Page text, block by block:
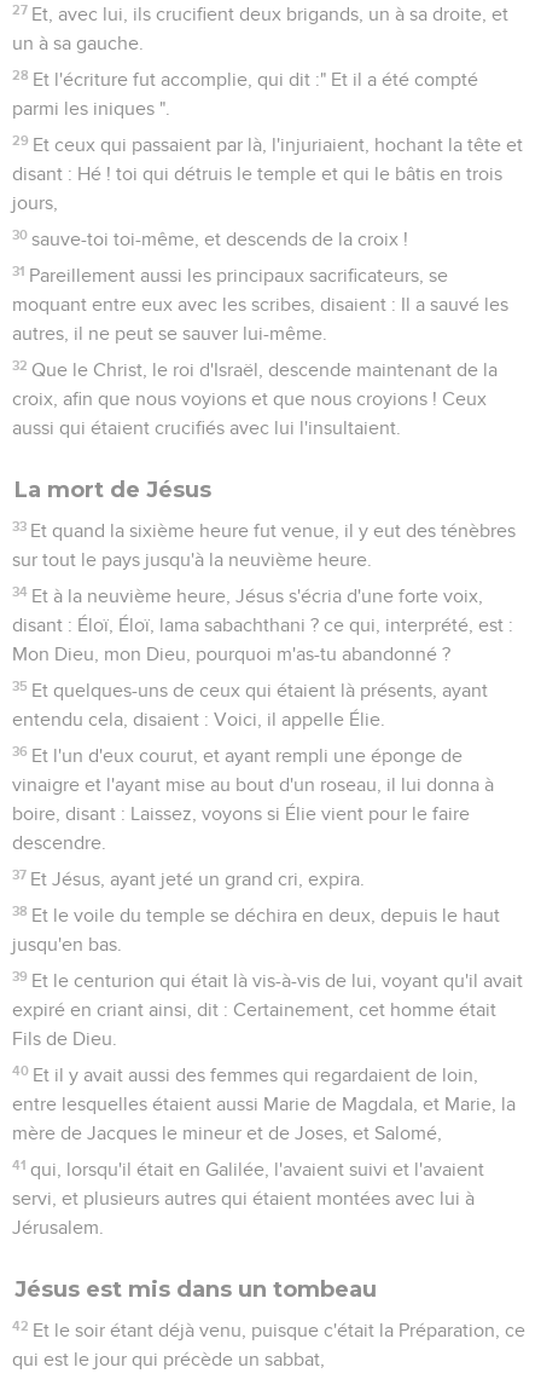
27 Et, avec lui, ils crucifient deux brigands, un à sa droite, et
un à sa gauche.
28 Et l'écriture fut accomplie, qui dit :" Et il a été compté
parmi les iniques ".
29 Et ceux qui passaient par là, l'injuriaient, hochant la tête et
disant : Hé ! toi qui détruis le temple et qui le bâtis en trois
jours,
30 sauve-toi toi-même, et descends de la croix !
31 Pareillement aussi les principaux sacrificateurs, se
moquant entre eux avec les scribes, disaient : Il a sauvé les
autres, il ne peut se sauver lui-même.
32 Que le Christ, le roi d'Israël, descende maintenant de la
croix, afin que nous voyions et que nous croyions ! Ceux
aussi qui étaient crucifiés avec lui l'insultaient.
La mort de Jésus
33 Et quand la sixième heure fut venue, il y eut des ténèbres
sur tout le pays jusqu'à la neuvième heure.
34 Et à la neuvième heure, Jésus s'écria d'une forte voix,
disant : Éloï, Éloï, lama sabachthani ? ce qui, interprété, est :
Mon Dieu, mon Dieu, pourquoi m'as-tu abandonné ?
35 Et quelques-uns de ceux qui étaient là présents, ayant
entendu cela, disaient : Voici, il appelle Élie.
36 Et l'un d'eux courut, et ayant rempli une éponge de
vinaigre et l'ayant mise au bout d'un roseau, il lui donna à
boire, disant : Laissez, voyons si Élie vient pour le faire
descendre.
37 Et Jésus, ayant jeté un grand cri, expira.
38 Et le voile du temple se déchira en deux, depuis le haut
jusqu'en bas.
39 Et le centurion qui était là vis-à-vis de lui, voyant qu'il avait
expiré en criant ainsi, dit : Certainement, cet homme était
Fils de Dieu.
40 Et il y avait aussi des femmes qui regardaient de loin,
entre lesquelles étaient aussi Marie de Magdala, et Marie, la
mère de Jacques le mineur et de Joses, et Salomé,
41 qui, lorsqu'il était en Galilée, l'avaient suivi et l'avaient
servi, et plusieurs autres qui étaient montées avec lui à
Jérusalem.
Jésus est mis dans un tombeau
42 Et le soir étant déjà venu, puisque c'était la Préparation, ce
qui est le jour qui précède un sabbat,